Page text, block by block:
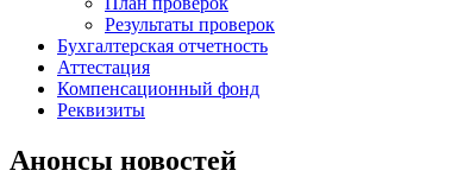
Результаты проверок
Бухгалтерская отчетность
Аттестация
Компенсационный фонд
Реквизиты
Анонсы новостей